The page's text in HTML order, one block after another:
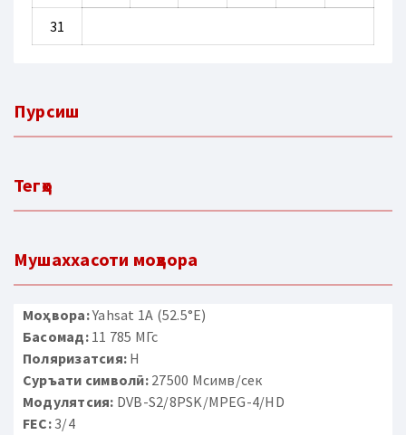
31
Пурсиш
Тегҳо
Мушаххасоти моҳвора
Моҳвора:Yahsat 1A (52.5°E)
Басомад:11 785 МГс
Поляризатсия: H
Суръати символӣ:27500 Мсимв/сек
Модулятсия: DVB-S2/8PSK/MPEG-4/HD
FEC:3/4